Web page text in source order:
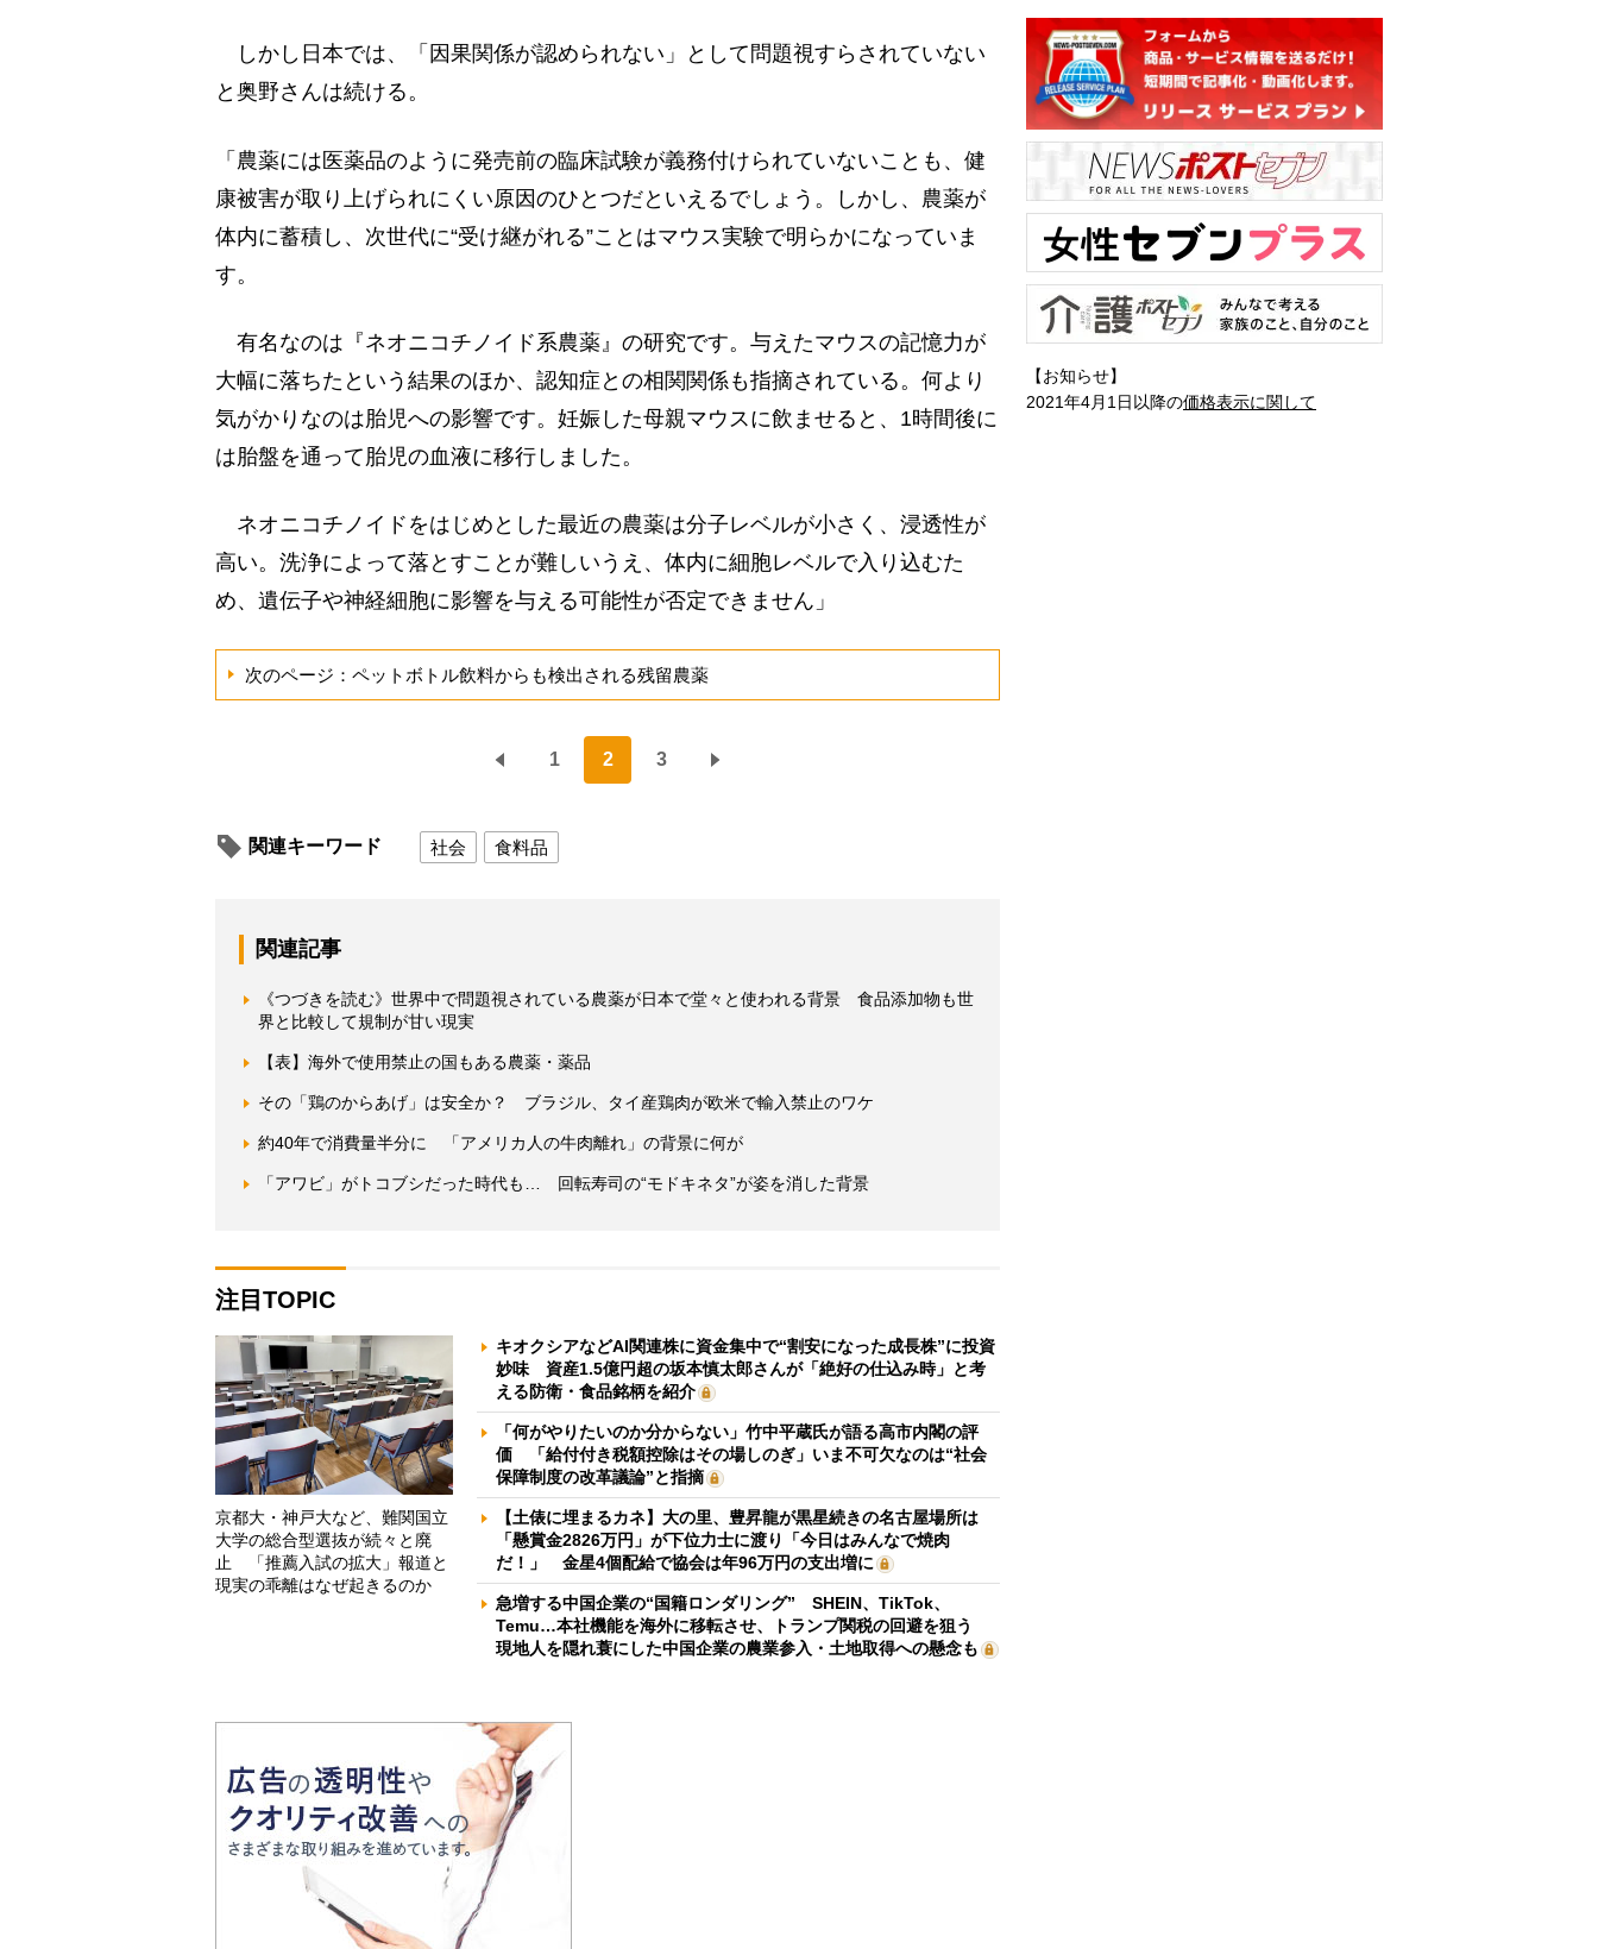
しかし日本では、「因果関係が認められない」として問題視すらされていない
と奥野さんは続ける。
「農薬には医薬品のように発売前の臨床試験が義務付けられていないことも、健
康被害が取り上げられにくい原因のひとつだといえるでしょう。しかし、農薬が
体内に蓄積し、次世代に“受け継がれる”ことはマウス実験で明らかになっていま
す。
有名なのは『ネオニコチノイド系農薬』の研究です。与えたマウスの記憶力が
大幅に落ちたという結果のほか、認知症との相関関係も指摘されている。何より
気がかりなのは胎児への影響です。妊娠した母親マウスに飲ませると、1時間後に
は胎盤を通って胎児の血液に移行しました。
ネオニコチノイドをはじめとした最近の農薬は分子レベルが小さく、浸透性が
高い。洗浄によって落とすことが難しいうえ、体内に細胞レベルで入り込むた
め、遺伝子や神経細胞に影響を与える可能性が否定できません」
次のページ：ペットボトル飲料からも検出される残留農薬
1 2 3
関連キーワード 社会 食料品
関連記事
《つづきを読む》世界中で問題視されている農薬が日本で堂々と使われる背景 食品添加物も世
界と比較して規制が甘い現実
【表】海外で使用禁止の国もある農薬・薬品
その「鶏のからあげ」は安全か？ ブラジル、タイ産鶏肉が欧米で輸入禁止のワケ
約40年で消費量半分に 「アメリカ人の牛肉離れ」の背景に何が
「アワビ」がトコブシだった時代も… 回転寿司の“モドキネタ”が姿を消した背景
注目TOPIC
京都大・神戸大など、難関国立
大学の総合型選抜が続々と廃
止 「推薦入試の拡大」報道と
現実の乖離はなぜ起きるのか
キオクシアなどAI関連株に資金集中で“割安になった成長株”に投資
妙味 資産1.5億円超の坂本慎太郎さんが「絶好の仕込み時」と考
える防衛・食品銘柄を紹介
「何がやりたいのか分からない」竹中平蔵氏が語る高市内閣の評
価 「給付付き税額控除はその場しのぎ」いま不可欠なのは“社会
保障制度の改革議論”と指摘
【土俵に埋まるカネ】大の里、豊昇龍が黒星続きの名古屋場所は
「懸賞金2826万円」が下位力士に渡り「今日はみんなで焼肉
だ！」 金星4個配給で協会は年96万円の支出増に
急増する中国企業の“国籍ロンダリング” SHEIN、TikTok、
Temu…本社機能を海外に移転させ、トランプ関税の回避を狙う
現地人を隠れ蓑にした中国企業の農業参入・土地取得への懸念も
【お知らせ】
2021年4月1日以降の価格表示に関して